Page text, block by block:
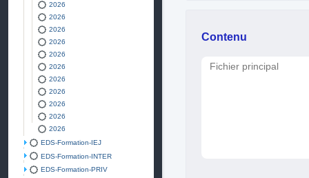
2026
2026
2026
2026
2026
2026
2026
2026
2026
2026
2026
EDS-Formation-IEJ
EDS-Formation-INTER
EDS-Formation-PRIV
Contenu
Fichier principal